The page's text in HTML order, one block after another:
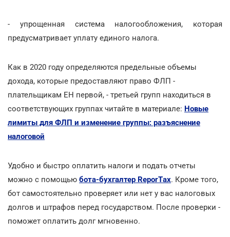
- упрощенная система налогообложения, которая
предусматривает уплату единого налога.
Как в 2020 году определяются предельные объемы
дохода, которые предоставляют право ФЛП -
плательщикам ЕН первой, - третьей групп находиться в
соответствующих группах читайте в материале: Новые
лимиты для ФЛП и изменение группы: разъяснение
налоговой
Удобно и быстро оплатить налоги и подать отчеты
можно с помощью бота-бухгалтер ReporTах. Кроме того,
бот самостоятельно проверяет или нет у вас налоговых
долгов и штрафов перед государством. После проверки -
поможет оплатить долг мгновенно.